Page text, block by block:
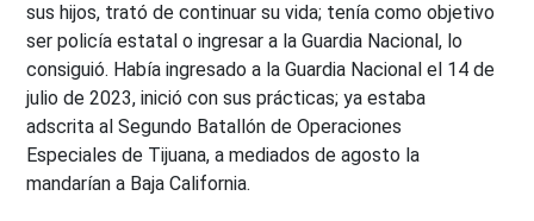
sus hijos, trató de continuar su vida; tenía como objetivo
ser policía estatal o ingresar a la Guardia Nacional, lo
consiguió. Había ingresado a la Guardia Nacional el 14 de
julio de 2023, inició con sus prácticas; ya estaba
adscrita al Segundo Batallón de Operaciones
Especiales de Tijuana, a mediados de agosto la
mandarían a Baja California.